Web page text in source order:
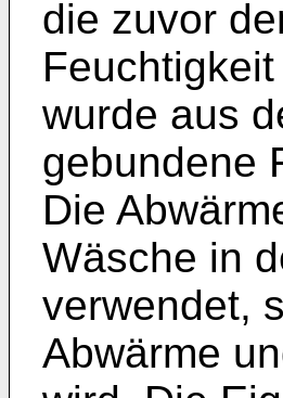
die zuvor
wurde aus
gebundene
Die
Wäsche in
verwendet,
Abwärme